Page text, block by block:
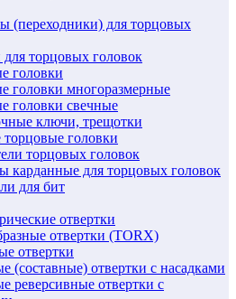
(переходники) для торцовых
торцовых головок
головки
головки многоразмерные
головки свечные
ключи, трещотки
головки
торцовых головок
карданные для торцовых головок
для бит
отвертки
отвертки (TORX)
отвертки
(составные) отвертки с насадками
реверсивные отвертки с